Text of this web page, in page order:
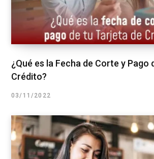
¿Qué es la Fecha de Corte y Pago
Crédito?
03/11/2022